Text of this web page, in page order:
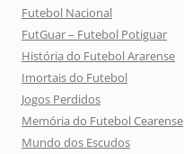
Futebol Nacional
FutGuar – Futebol Potiguar
História do Futebol Ararense
Imortais do Futebol
Jogos Perdidos
Memória do Futebol Cearense
Mundo dos Escudos